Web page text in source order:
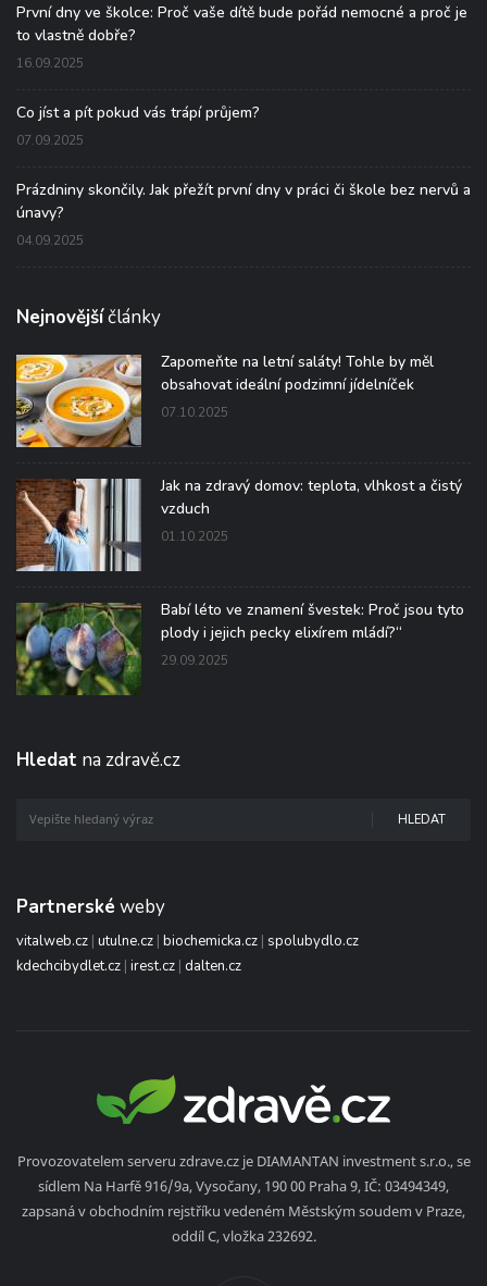
První dny ve školce: Proč vaše dítě bude pořád nemocné a proč je
to vlastně dobře?
16.09.2025
Co jíst a pít pokud vás trápí průjem?
07.09.2025
Prázdniny skončily. Jak přežít první dny v práci či škole bez nervů a
únavy?
04.09.2025
Nejnovějšíčlánky
Zapomeňte na letní saláty! Tohle by měl
obsahovat ideální podzimní jídelníček
07.10.2025
Jak na zdravý domov: teplota, vlhkost a čistý
vzduch
01.10.2025
Babí léto ve znamení švestek: Proč jsou tyto
plody i jejich pecky elixírem mládí?“
29.09.2025
Hledat na zdravě.cz
HLEDAT
Partnerské weby
vitalweb.cz | utulne.cz | biochemicka.cz | spolubydlo.cz
kdechcibydlet.cz | irest.cz | dalten.cz
Provozovatelem serveru zdrave.cz je DIAMANTAN investment s.r.o., se
sídlem Na Harfě 916/9a, Vysočany, 190 00 Praha 9, IČ: 03494349,
zapsaná v obchodním rejstříku vedeném Městským soudem v Praze,
oddíl C, vložka 232692.